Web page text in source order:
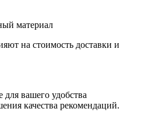
материал
на стоимость доставки и
вашего удобства
качества рекомендаций.